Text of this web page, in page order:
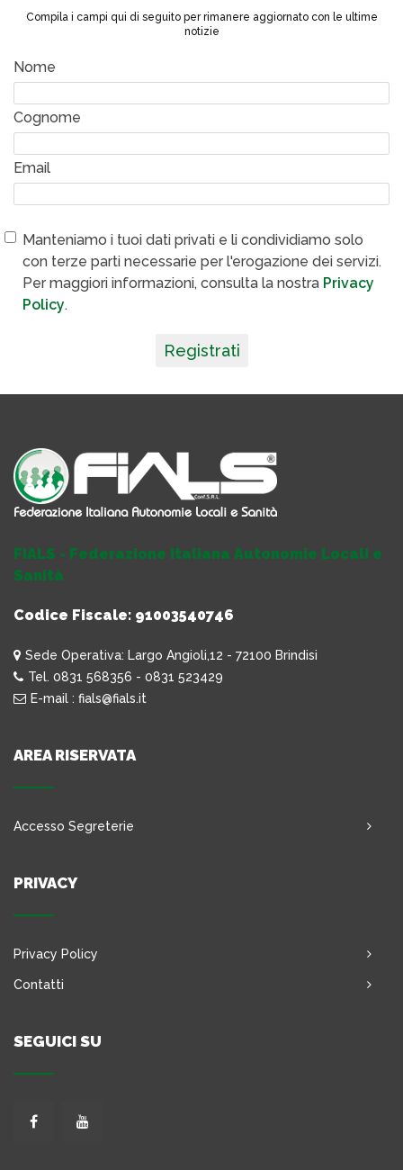
Compila i campi qui di seguito per rimanere aggiornato con le ultime
notizie
Nome
Cognome
Email
Manteniamo i tuoi dati privati e li condividiamo solo
con terze parti necessarie per l'erogazione dei servizi.
Per maggiori informazioni, consulta la nostra Privacy
Policy.
Registrati
FIALS - Federazione Italiana Autonomie Locali e
Sanità
Codice Fiscale: 91003540746
Sede Operativa: Largo Angioli,12 - 72100 Brindisi
Tel. 0831 568356 - 0831 523429
E-mail : fials@fials.it
AREA RISERVATA
Accesso Segreterie
PRIVACY
Privacy Policy
Contatti
SEGUICI SU